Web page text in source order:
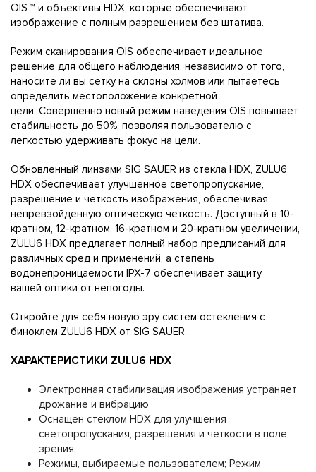
OIS ™ и объективы HDX, которые обеспечивают
изображение с полным разрешением без штатива.
Режим сканирования OIS обеспечивает идеальное
решение для общего наблюдения, независимо от того,
наносите ли вы сетку на склоны холмов или пытаетесь
определить местоположение конкретной
цели. Совершенно новый режим наведения OIS повышает
стабильность до 50%, позволяя пользователю с
легкостью удерживать фокус на цели.
Обновленный линзами SIG SAUER из стекла HDX, ZULU6
HDX обеспечивает улучшенное светопропускание,
разрешение и четкость изображения, обеспечивая
непревзойденную оптическую четкость. Доступный в 10-
кратном, 12-кратном, 16-кратном и 20-кратном увеличении,
ZULU6 HDX предлагает полный набор предписаний для
различных сред и применений, а степень
водонепроницаемости IPX-7 обеспечивает защиту
вашей оптики от непогоды.
Откройте для себя новую эру систем остекления с
биноклем ZULU6 HDX от SIG SAUER.
ХАРАКТЕРИСТИКИ ZULU6 HDX
Электронная стабилизация изображения устраняет
дрожание и вибрацию
Оснащен стеклом HDX для улучшения
светопропускания, разрешения и четкости в поле
зрения.
Режимы, выбираемые пользователем; Режим